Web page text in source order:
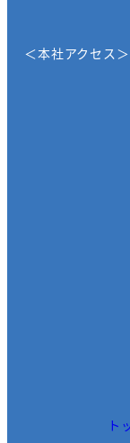
＜本社アクセス＞
ト